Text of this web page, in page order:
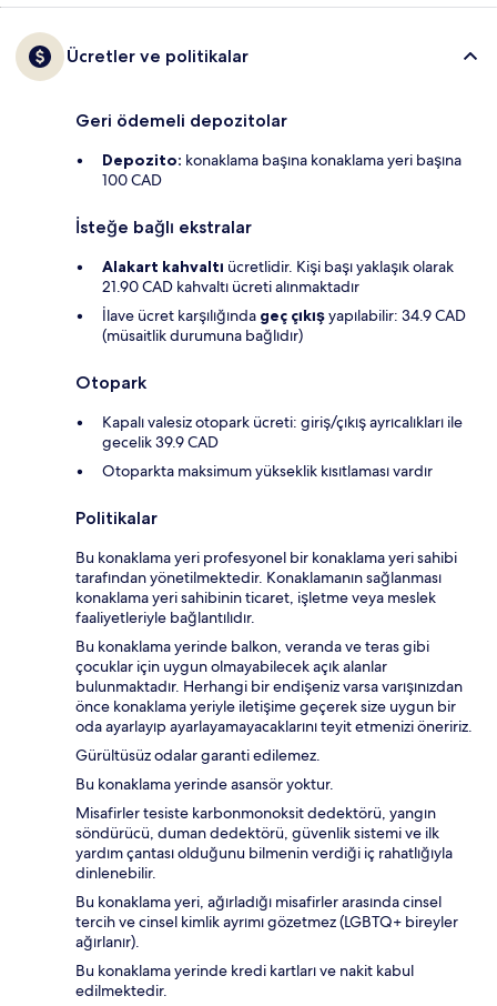
Ücretler ve politikalar
Geri ödemeli depozitolar
Depozito: konaklama başına konaklama yeri başına
100 CAD
İsteğe bağlı ekstralar
Alakart kahvaltı ücretlidir. Kişi başı yaklaşık olarak
21.90 CAD kahvaltı ücreti alınmaktadır
İlave ücret karşılığında geç çıkışyapılabilir: 34.9 CAD
(müsaitlik durumuna bağlıdır)
Otopark
Kapalı valesiz otopark ücreti: giriş/çıkış ayrıcalıkları ile
gecelik 39.9 CAD
Otoparkta maksimum yükseklik kısıtlaması vardır
Politikalar
Bu konaklama yeri profesyonel bir konaklama yeri sahibi
tarafından yönetilmektedir. Konaklamanın sağlanması
konaklama yeri sahibinin ticaret, işletme veya meslek
faaliyetleriyle bağlantılıdır.
Bu konaklama yerinde balkon, veranda ve teras gibi
çocuklar için uygun olmayabilecek açık alanlar
bulunmaktadır. Herhangi bir endişeniz varsa varışınızdan
önce konaklama yeriyle iletişime geçerek size uygun bir
oda ayarlayıp ayarlayamayacaklarını teyit etmenizi öneririz.
Gürültüsüz odalar garanti edilemez.
Bu konaklama yerinde asansör yoktur.
Misafirler tesiste karbonmonoksit dedektörü, yangın
söndürücü, duman dedektörü, güvenlik sistemi ve ilk
yardım çantası olduğunu bilmenin verdiği iç rahatlığıyla
dinlenebilir.
Bu konaklama yeri, ağırladığı misafirler arasında cinsel
tercih ve cinsel kimlik ayrımı gözetmez (LGBTQ+ bireyler
ağırlanır).
Bu konaklama yerinde kredi kartları ve nakit kabul
edilmektedir.